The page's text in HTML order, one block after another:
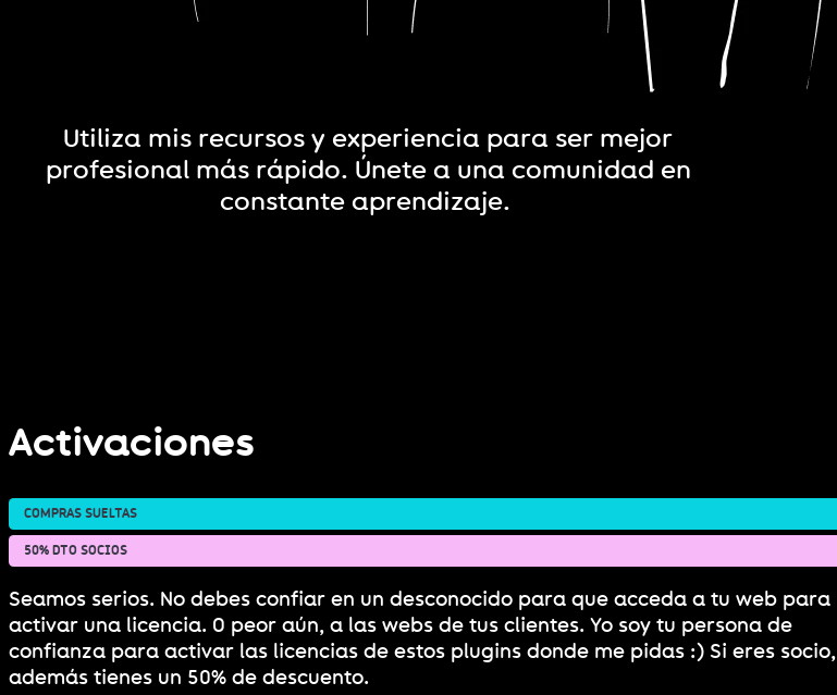
Utiliza mis recursos y experiencia para ser mejor
profesional más rápido. Únete a una comunidad en
constante aprendizaje.
Activaciones
COMPRAS SUELTAS
50% DTO SOCIOS
Seamos serios. No debes confiar en un desconocido para que acceda a tu web para
activar una licencia. O peor aún, a las webs de tus clientes. Yo soy tu persona de
confianza para activar las licencias de estos plugins donde me pidas :) Si eres socio,
además tienes un 50% de descuento.